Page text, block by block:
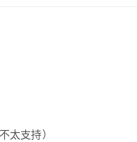
太支持）